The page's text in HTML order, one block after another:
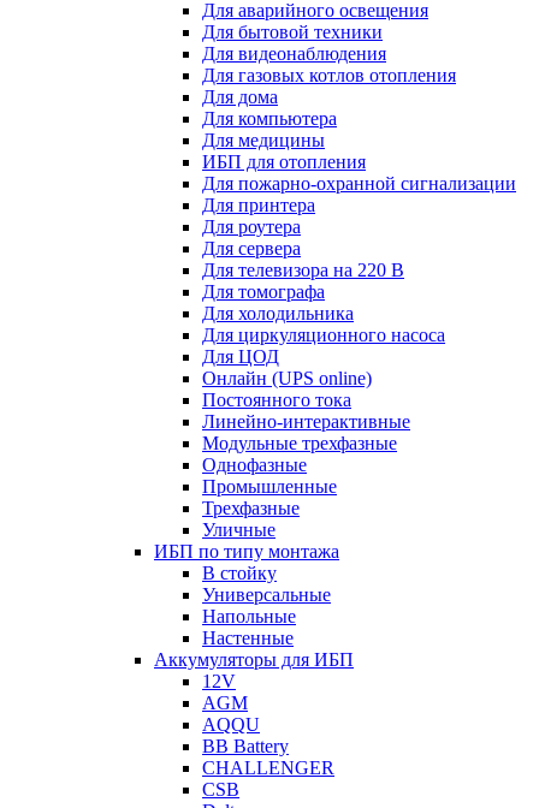
Для аварийного освещения
Для бытовой техники
Для видеонаблюдения
Для газовых котлов отопления
Для дома
Для компьютера
Для медицины
ИБП для отопления
Для пожарно-охранной сигнализации
Для принтера
Для роутера
Для сервера
Для телевизора на 220 В
Для томографа
Для холодильника
Для циркуляционного насоса
Для ЦОД
Онлайн (UPS online)
Постоянного тока
Линейно-интерактивные
Модульные трехфазные
Однофазные
Промышленные
Трехфазные
Уличные
ИБП по типу монтажа
В стойку
Универсальные
Напольные
Настенные
Аккумуляторы для ИБП
12V
AGM
AQQU
BB Battery
CHALLENGER
CSB